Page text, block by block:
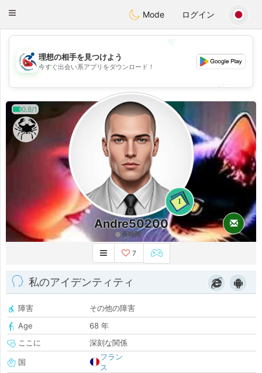
Handi Space
Toggle
Mode ログイン
💖
💕
理想の相手を見つけよう
今すぐ出会い系アプリをダウンロード！
0.8/1
1
Andre50200
長時間
7
私のアイデンティティ
障害
その他の障害
Age
68 年
ここに
深刻な関係
国
フラン
ス